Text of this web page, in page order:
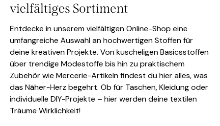
vielfältiges Sortiment
Entdecke in unserem vielfältigen Online-Shop eine
umfangreiche Auswahl an hochwertigen Stoffen für
deine kreativen Projekte. Von kuscheligen Basicsstoffen
über trendige Modestoffe bis hin zu praktischem
Zubehör wie Mercerie-Artikeln findest du hier alles, was
das Näher-Herz begehrt. Ob für Taschen, Kleidung oder
individuelle DIY-Projekte – hier werden deine textilen
Träume Wirklichkeit!